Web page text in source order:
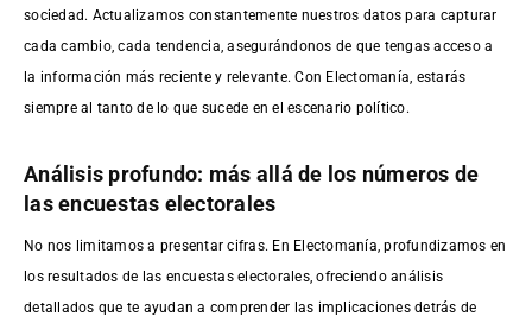
sociedad. Actualizamos constantemente nuestros datos para capturar
cada cambio, cada tendencia, asegurándonos de que tengas acceso a
la información más reciente y relevante. Con Electomanía, estarás
siempre al tanto de lo que sucede en el escenario político.
Análisis profundo: más allá de los números de
las encuestas electorales
No nos limitamos a presentar cifras. En Electomanía, profundizamos en
los resultados de las encuestas electorales, ofreciendo análisis
detallados que te ayudan a comprender las implicaciones detrás de